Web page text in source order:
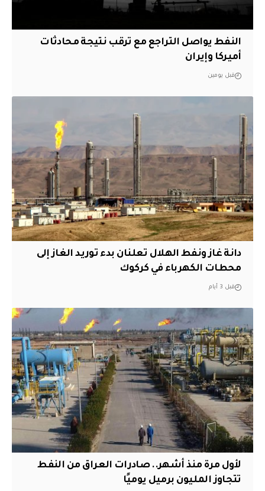
النفط يواصل التراجع مع ترقب نتيجة محادثات
أميركا وإيران
قبل يومين
دانة غاز ونفط الهلال تعلنان بدء توريد الغاز إلى
محطات الكهرباء في كركوك
قبل 3 أيام
لأول مرة منذ أشهر.. صادرات العراق من النفط
تتجاوز المليون برميل يوميًا